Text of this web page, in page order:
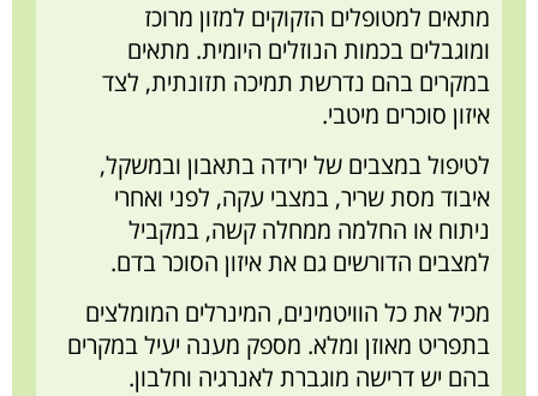
מתאים למטופלים הזקוקים למזון מרוכז
ומוגבלים בכמות הנוזלים היומית. מתאים
במקרים בהם נדרשת תמיכה תזונתית, לצד
איזון סוכרים מיטבי.
לטיפול במצבים של ירידה בתאבון ובמשקל,
איבוד מסת שריר, במצבי עקה, לפני ואחרי
ניתוח או החלמה ממחלה קשה, במקביל
למצבים הדורשים גם את איזון הסוכר בדם.
מכיל את כל הוויטמינים, המינרלים המומלצים
בתפריט מאוזן ומלא. מספק מענה יעיל במקרים
בהם יש דרישה מוגברת לאנרגיה וחלבון.